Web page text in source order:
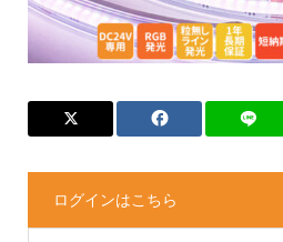
ログインはこちら